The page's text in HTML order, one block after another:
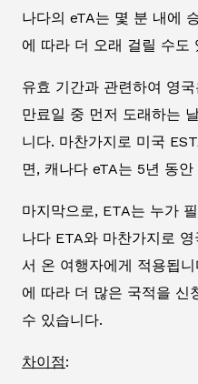
나다의 eTA는 몇 분 내에
에 따라 더 오래 걸릴 수도
유효 기간과 관련하여 영
만료일 중 먼저 도래하는
니다. 마찬가지로 미국
면, 캐나다 eTA는 5년 동안
마지막으로, ETA는 누가
나다 ETA와 마찬가지로
서 온 여행자에게 적용됩
에 따라 더 많은 국적을 신
수 있습니다.
차이점: